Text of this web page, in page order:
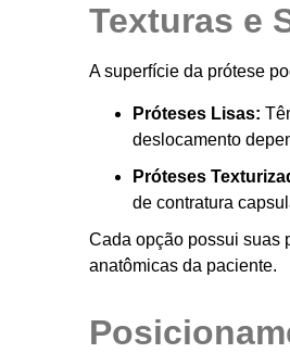
Texturas e
A superfície da prótese
Próteses Lisas:
deslocamento
Próteses
de contratura
Cada opção possui suas
anatômicas da paciente.